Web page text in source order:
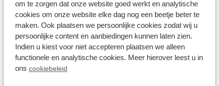
om te zorgen dat onze website goed werkt en analytische
cookies om onze website elke dag nog een beetje beter te
maken. Ook plaatsen we persoonlijke cookies zodat wij u
persoonlijke content en aanbiedingen kunnen laten zien.
Indien u kiest voor niet accepteren plaatsen we alleen
functionele en analytische cookies. Meer hierover leest u in
ons cookiebeleid